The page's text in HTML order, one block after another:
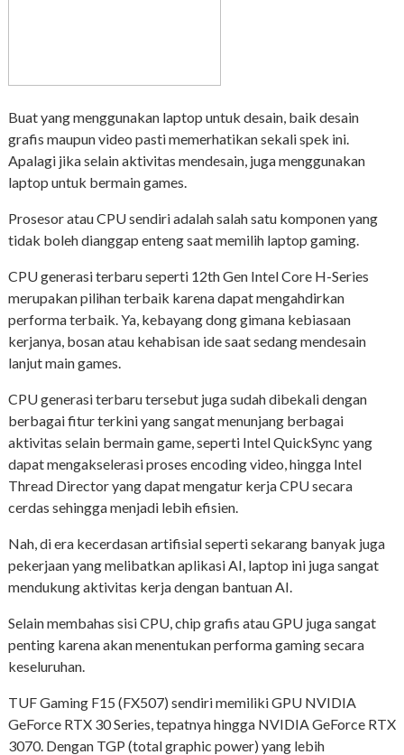
Buat yang menggunakan laptop untuk desain, baik desain
grafis maupun video pasti memerhatikan sekali spek ini.
Apalagi jika selain aktivitas mendesain, juga menggunakan
laptop untuk bermain games.
Prosesor atau CPU sendiri adalah salah satu komponen yang
tidak boleh dianggap enteng saat memilih laptop gaming.
CPU generasi terbaru seperti 12th Gen Intel Core H-Series
merupakan pilihan terbaik karena dapat mengahdirkan
performa terbaik. Ya, kebayang dong gimana kebiasaan
kerjanya, bosan atau kehabisan ide saat sedang mendesain
lanjut main games.
CPU generasi terbaru tersebut juga sudah dibekali dengan
berbagai fitur terkini yang sangat menunjang berbagai
aktivitas selain bermain game, seperti Intel QuickSync yang
dapat mengakselerasi proses encoding video, hingga Intel
Thread Director yang dapat mengatur kerja CPU secara
cerdas sehingga menjadi lebih efisien.
Nah, di era kecerdasan artifisial seperti sekarang banyak juga
pekerjaan yang melibatkan aplikasi AI, laptop ini juga sangat
mendukung aktivitas kerja dengan bantuan AI.
Selain membahas sisi CPU, chip grafis atau GPU juga sangat
penting karena akan menentukan performa gaming secara
keseluruhan.
TUF Gaming F15 (FX507) sendiri memiliki GPU NVIDIA
GeForce RTX 30 Series, tepatnya hingga NVIDIA GeForce RTX
3070. Dengan TGP (total graphic power) yang lebih